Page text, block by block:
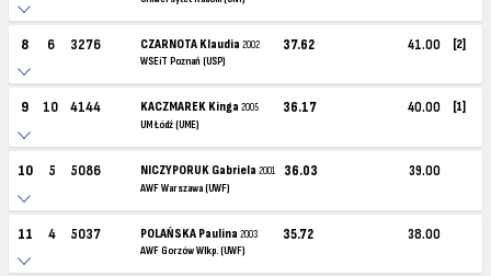
8 6 3276 CZARNOTA Klaudia 2002
WSEiT Poznań (USP)
37.62 41.00 [2]
9 10 4144 KACZMAREK Kinga 2005
UM Łódź (UME)
36.17 40.00 [1]
10 5 5086 NICZYPORUK Gabriela2001
AWF Warszawa (UWF)
36.03 39.00
11 4 5037 POLAŃSKA Paulina2003
AWF Gorzów Wlkp. (UWF)
35.72 38.00